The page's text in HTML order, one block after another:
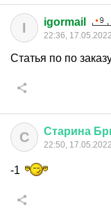
I igormail
22:36, 17.05.2022
Статья по по
С Старина
22:50, 17.05.2022
-1